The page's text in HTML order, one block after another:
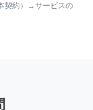
契約）→サービスの